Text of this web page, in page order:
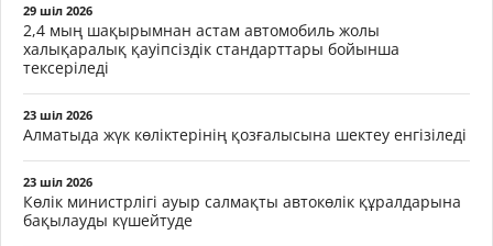
29 шіл 2026
2,4 мың шақырымнан астам автомобиль жолы
халықаралық қауіпсіздік стандарттары бойынша
тексеріледі
23 шіл 2026
Алматыда жүк көліктерінің қозғалысына шектеу енгізіледі
23 шіл 2026
Көлік министрлігі ауыр салмақты автокөлік құралдарына
бақылауды күшейтуде